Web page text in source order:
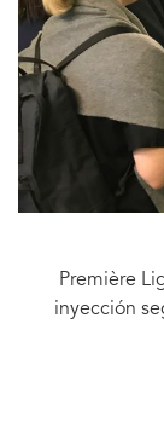
Première
inyección